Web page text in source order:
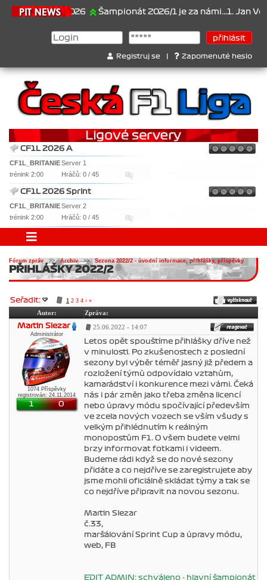
21.6.2026 Šampionát 2026/1 je za námi...1. Jan
Registruj se Zapomenuté heslo
CF1L 2026 A
CF1L_BRITANIEServer 1
trénink 2:00
Hráčů: 0 / 45
CF1L 2026 Sprint
CF1L_BRITANIEServer 2
trénink 2:00
Hráčů: 0 / 45
Fórum zpráv >>Archiv>> Sezona 2022/2 - úvodní informace, přihlášky, příspěvky
PŘIHLÁŠKY 2022/2
Seřadit: 1 2 3 4 › »
Autor:
Zpráva:
Martin Slezar
Administrátor
1074 Příspěvky
registrován: 24.11.2014
1 0
25.06.2022 - 14:07
Letos opět spouštíme přihlášky dříve než
v minulosti. Po zkušenostech z poslední
sezony byl výběr téměř jasný již předem a
rozložení týmů odpovídalo vztahům,
kamarádství i konkurence mezi vámi. Čeká
nás i pár změn jako třeba změna licencí
nebo úpravy módu spočívající především
ve zcela nových vozech se vším všudy s
velkým přihlédnutím k reálným
monopostům F1. O všem budete velmi
brzy informovat fotkami i videem.
Budeme rádi když se do nové sezony
přidáte a co nejdříve se zaregistrujete aby
jsme mohli oficiálně skládat týmy a tak se
co nejdříve připravit na novou sezonu.
Martin Slezar
č.33,
maršálování Sprint Cup a úpravy módu,
web, FB
EDIT ADMIN: schváleno - hlavní šampionát